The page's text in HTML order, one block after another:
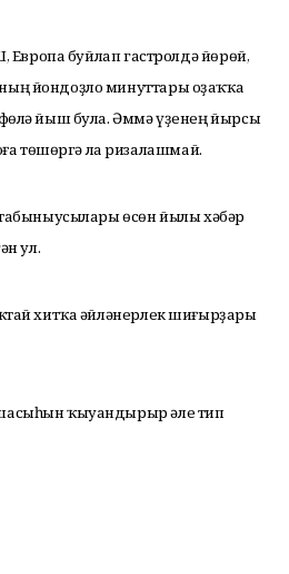
Европа буйлап гастролдә йөрөй,
йондоҙло минуттары оҙаҡҡа
йыш була. Әммә үҙенең йырсы
төшөргә ла ризалашмай.
өсөн йылы хәбәр
ул.
хитҡа әйләнерлек шиғырҙары
ҡыуандырыр әле тип